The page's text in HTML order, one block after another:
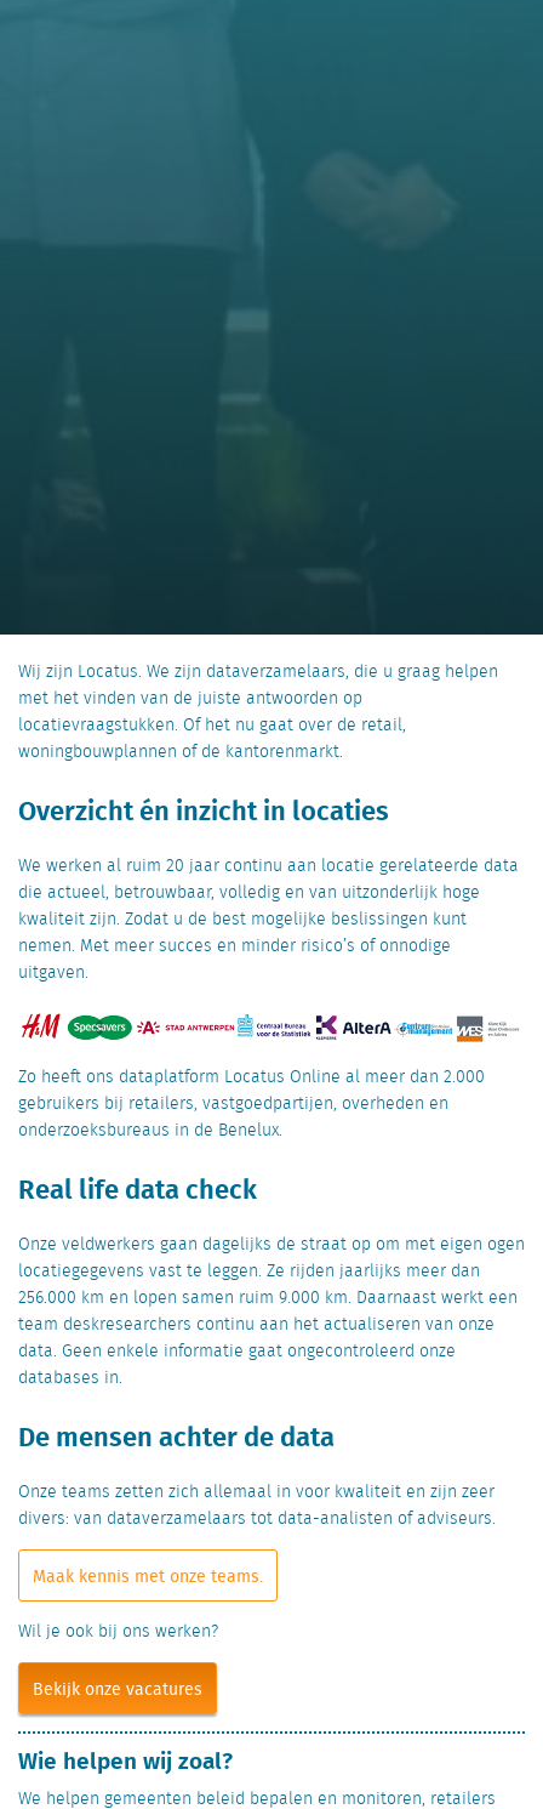
Wij zijn Locatus. We zijn dataverzamelaars, die u graag helpen
met het vinden van de juiste antwoorden op
locatievraagstukken. Of het nu gaat over de retail,
woningbouwplannen of de kantorenmarkt.
Overzicht én inzicht in locaties
We werken al ruim 20 jaar continu aan locatie gerelateerde data
die actueel, betrouwbaar, volledig en van uitzonderlijk hoge
kwaliteit zijn. Zodat u de best mogelijke beslissingen kunt
nemen. Met meer succes en minder risico’s of onnodige
uitgaven.
Zo heeft ons dataplatform Locatus Online al meer dan 2.000
gebruikers bij retailers, vastgoedpartijen, overheden en
onderzoeksbureaus in de Benelux.
Real life data check
Onze veldwerkers gaan dagelijks de straat op om met eigen ogen
locatiegegevens vast te leggen. Ze rijden jaarlijks meer dan
256.000 km en lopen samen ruim 9.000 km. Daarnaast werkt een
team deskresearchers continu aan het actualiseren van onze
data. Geen enkele informatie gaat ongecontroleerd onze
databases in.
De mensen achter de data
Onze teams zetten zich allemaal in voor kwaliteit en zijn zeer
divers: van dataverzamelaars tot data-analisten of adviseurs.
Maak kennis met onze teams.
Wil je ook bij ons werken?
Bekijk onze vacatures
Wie helpen wij zoal?
We helpen gemeenten beleid bepalen en monitoren, retailers